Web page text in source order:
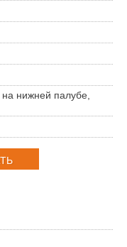
нижней палубе,